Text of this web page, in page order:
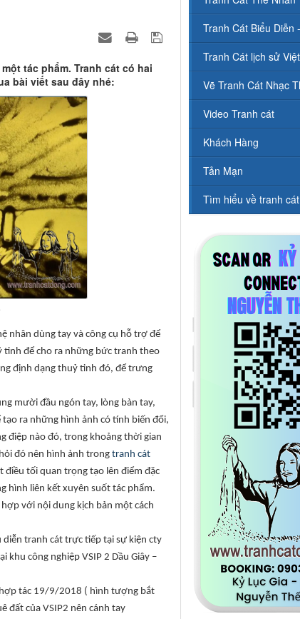
tác phẩm. Tranh cát có hai
bài viết sau đây nhé:
nhân dùng tay và công cụ hỗ trợ để
để cho ra những bức tranh theo
định dạng thuỷ tinh đó, để trưng
mười đầu ngón tay, lòng bàn tay,
ra những hình ảnh có tính biến đổi,
điệp nào đó, trong khoảng thời gian
đó nên hình ảnh trong tranh cát
điều tối quan trọng tạo lên điểm đặc
hình liên kết xuyên suốt tác phẩm.
với nội dung kịch bản một cách
diễn tranh cát trực tiếp tại sự kiện cty
công nghiệp VSIP 2 Dầu Giây –
hợp tác 19/9/2018 ( hình tượng bắt
đất của VSIP2 nên cánh tay
Tranh Cát Biểu Diễn
Tranh Cát lịch sử Việt
Vẽ Tranh Cát Nhạc
Video Tranh cát
Khách Hàng
Tản Mạn
Tìm hiểu về tranh cát